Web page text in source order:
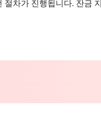
차가 진행됩니다. 잔금